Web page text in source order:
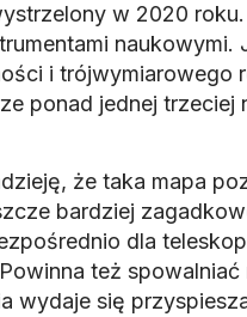
w 2020
i trójwymiarowego
ponad jednej trzeciej
że taka mapa
bardziej
dla
też
wydaje się